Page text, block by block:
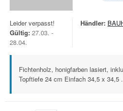
Leider verpasst!
Gültig: 27.03. -
28.04.
Händler:
Fichtenholz, honigfarben lasiert,
Topftiefe 24 cm Einfach 34,5 x 34,5